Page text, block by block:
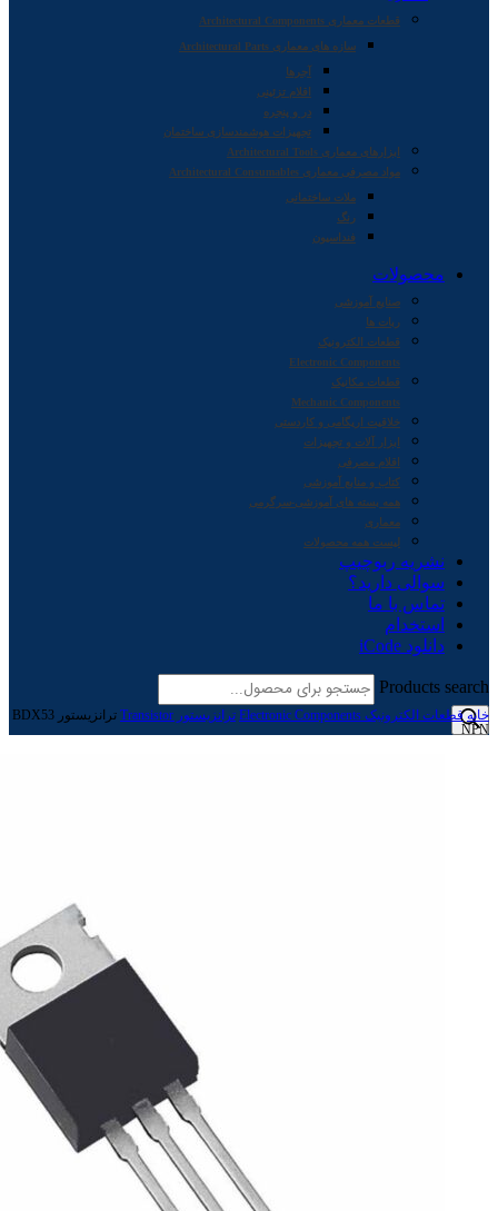
قطعات معماری Architectural Components
سازه های معماری Architectural Parts
آجرها
اقلام تزئینی
در و پنجره
تجهیزات هوشمندسازی ساختمان
ابزارهای معماری Architectural Tools
مواد مصرفی معماری Architectural Consumables
ملات ساختمانی
رنگ
فنداسیون
محصولات
صنایع آموزشی
ربات ها
قطعات الکترونیک
Electronic Components
قطعات مکانیک
Mechanic Components
خلاقیت اریگامی و کاردستی
ابزار آلات و تجهیزات
اقلام مصرفی
کتاب و منابع آموزشی
همه بسته های آموزشی-سرگرمی
معماری
لیست همه محصولات
نشریه ربوچیپ
سوالی دارید؟
تماس با ما
استخدام
دانلود iCode
Products search
خانه قطعات الکترونیک Electronic Components ترانزیستور Transistor
ترانزیستور BDX53
NPN